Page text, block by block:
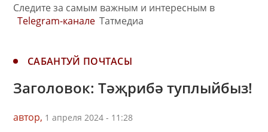
Следите за самым важным и интересным в
Telegram-канале Татмедиа
САБАНТУЙ ПОЧТАСЫ
Заголовок: Тәҗрибә туплыйбыз!
автор, 1 апреля 2024 - 11:28